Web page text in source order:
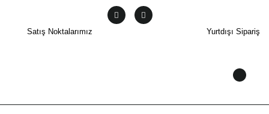
Satış Noktalarımız Yurtdışı Sipariş